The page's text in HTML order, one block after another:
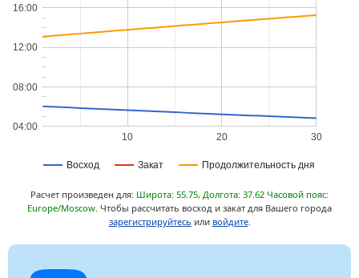
Восход Закат Продолжительность дня
10 20 30
04:00
08:00
12:00
16:00
Расчет произведен для: Широта: 55.75, Долгота: 37.62 Часовой пояс:
Europe/Moscow. Чтобы рассчитать восход и закат для Вашего города
зарегистрируйтесь или войдите.